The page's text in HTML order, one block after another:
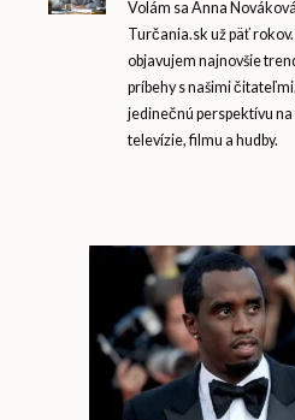
Volám sa Anna
Turčania.sk už päť rokov.
objavujem najnovšie
príbehy s našimi
jedinečnú perspektívu
televízie, filmu a hudby.